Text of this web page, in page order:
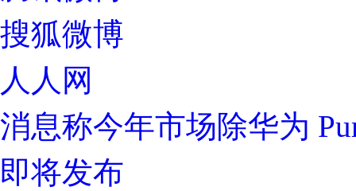
搜狐微博
人人网
消息称今年市场除华为
即将发布